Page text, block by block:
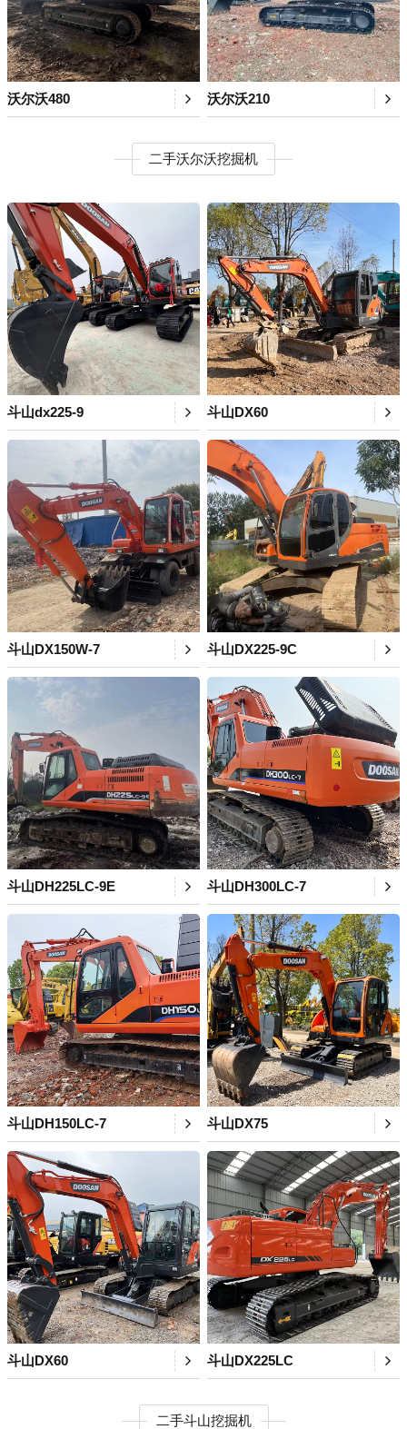
沃尔沃480 沃尔沃210
二手沃尔沃挖掘机
斗山dx225-9 斗山DX60
斗山DX150W-7 斗山DX225-9C
斗山DH225LC-9E 斗山DH300LC-7
斗山DH150LC-7 斗山DX75
斗山DX60 斗山DX225LC
二手斗山挖掘机